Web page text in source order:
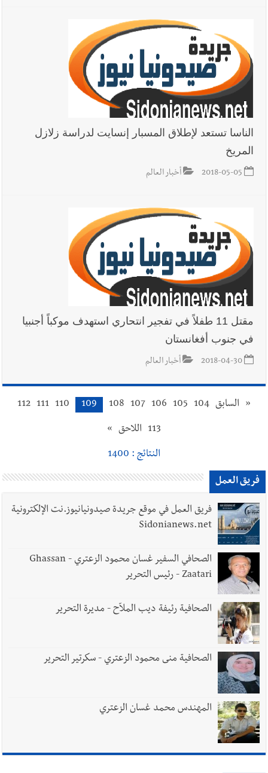
الناسا تستعد لإطلاق المسبار إنسايت لدراسة زلازل
المريخ
2018-05-05 أخبار العالم
مقتل 11 طفلاً في تفجير انتحاري استهدف موكباً أجنبيا
في جنوب أفغانستان
2018-04-30 أخبار العالم
« السابق 104
105
106
107
108
109
110
111
112
113 اللاحق »
النتائج : 1400
فريق العمل
فريق العمل في موقع جريدة صيدونيانيوز.نت الإلكترونية
Sidonianews.net
الصحافي السفير غسان محمود الزعتري - Ghassan
Zaatari - رئيس التحرير
الصحافية رئيفة ديب الملاّح - مديرة التحرير
الصحافية منى محمود الزعتري - سكرتير التحرير
المهندس محمد غسان الزعتري